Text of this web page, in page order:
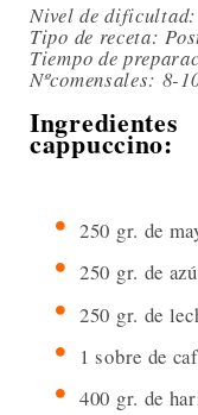
Nivel de
Tipo de receta:
Tiempo de
Nºcomensales: 8-
cappuccino:
250 gr. de
250 gr. de
250 gr. de
1 sobre de
400 gr. de